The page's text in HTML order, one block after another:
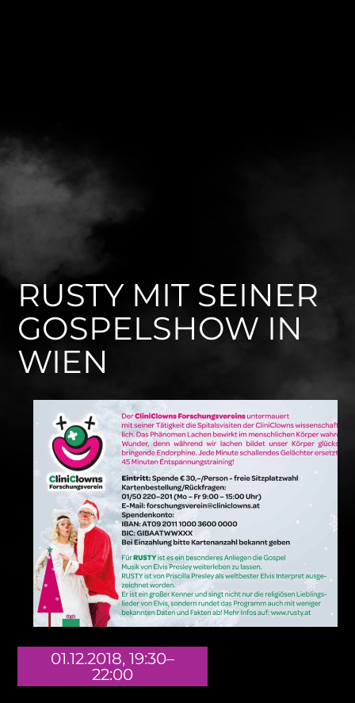
RUSTY MIT SEINER
GOSPELSHOW IN
WIEN
01.12.2018, 19:30–
22:00